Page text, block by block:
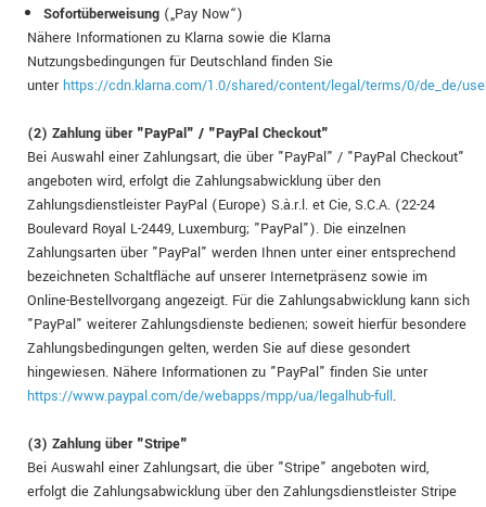
Sofortüberweisung („Pay Now“)
Nähere Informationen zu Klarna sowie die Klarna
Nutzungsbedingungen für Deutschland finden Sie
unter https://cdn.klarna.com/1.0/shared/content/legal/terms/0/de_de/
(2) Zahlung über "PayPal" / "PayPal Checkout"
Bei Auswahl einer Zahlungsart, die über "PayPal" / "PayPal Checkout"
angeboten wird, erfolgt die Zahlungsabwicklung über den
Zahlungsdienstleister PayPal (Europe) S.à.r.l. et Cie, S.C.A. (22-24
Boulevard Royal L-2449, Luxemburg; "PayPal"). Die einzelnen
Zahlungsarten über "PayPal" werden Ihnen unter einer entsprechend
bezeichneten Schaltfläche auf unserer Internetpräsenz sowie im
Online-Bestellvorgang angezeigt. Für die Zahlungsabwicklung kann sich
"PayPal" weiterer Zahlungsdienste bedienen; soweit hierfür besondere
Zahlungsbedingungen gelten, werden Sie auf diese gesondert
hingewiesen. Nähere Informationen zu "PayPal" finden Sie unter
https://www.paypal.com/de/webapps/mpp/ua/legalhub-full.
(3) Zahlung über "Stripe"
Bei Auswahl einer Zahlungsart, die über "Stripe" angeboten wird,
erfolgt die Zahlungsabwicklung über den Zahlungsdienstleister Stripe